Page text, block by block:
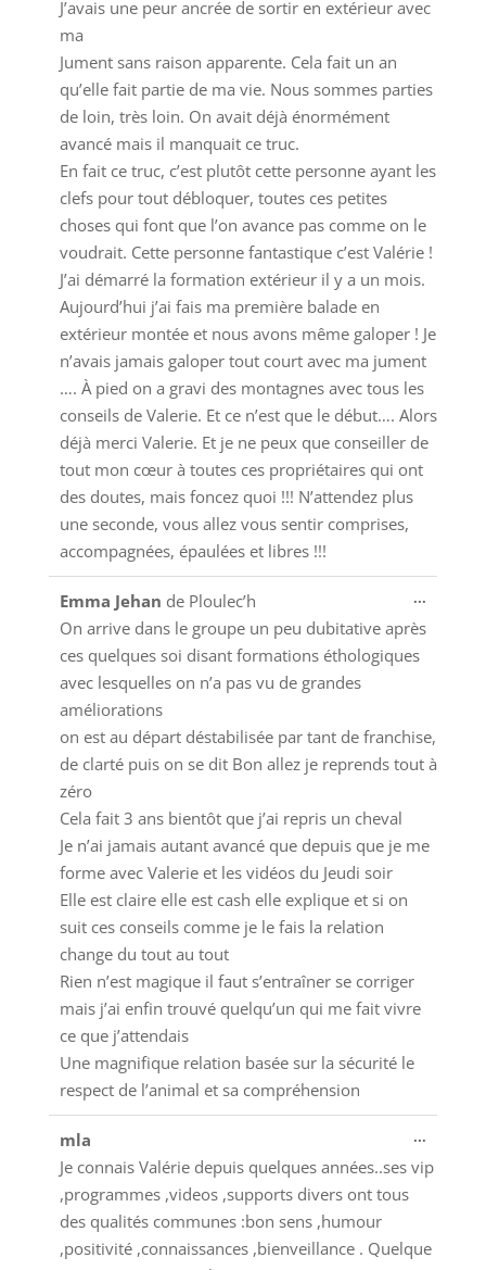
J’avais une peur ancrée de sortir en extérieur avec
ma
Jument sans raison apparente. Cela fait un an
qu’elle fait partie de ma vie. Nous sommes parties
de loin, très loin. On avait déjà énormément
avancé mais il manquait ce truc.
En fait ce truc, c’est plutôt cette personne ayant les
clefs pour tout débloquer, toutes ces petites
choses qui font que l’on avance pas comme on le
voudrait. Cette personne fantastique c’est Valérie !
J’ai démarré la formation extérieur il y a un mois.
Aujourd’hui j’ai fais ma première balade en
extérieur montée et nous avons même galoper ! Je
n’avais jamais galoper tout court avec ma jument
…. À pied on a gravi des montagnes avec tous les
conseils de Valerie. Et ce n’est que le début…. Alors
déjà merci Valerie. Et je ne peux que conseiller de
tout mon cœur à toutes ces propriétaires qui ont
des doutes, mais foncez quoi !!! N’attendez plus
une seconde, vous allez vous sentir comprises,
accompagnées, épaulées et libres !!!
boîte
Emma Jehan de Ploulec’h
On arrive dans le groupe un peu dubitative après
ces quelques soi disant formations éthologiques
avec lesquelles on n’a pas vu de grandes
améliorations
on est au départ déstabilisée par tant de franchise,
de clarté puis on se dit Bon allez je reprends tout à
zéro
Cela fait 3 ans bientôt que j’ai repris un cheval
Je n’ai jamais autant avancé que depuis que je me
forme avec Valerie et les vidéos du Jeudi soir
Elle est claire elle est cash elle explique et si on
suit ces conseils comme je le fais la relation
change du tout au tout
Rien n’est magique il faut s’entraîner se corriger
mais j’ai enfin trouvé quelqu’un qui me fait vivre
ce que j’attendais
Une magnifique relation basée sur la sécurité le
respect de l’animal et sa compréhension
...
boîte
mla
Je connais Valérie depuis quelques années..ses vip
,programmes ,videos ,supports divers ont tous
des qualités communes :bon sens ,humour
,positivité ,connaissances ,bienveillance . Quelque
...
boîte